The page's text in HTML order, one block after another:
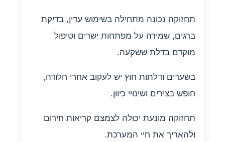
תחזוקה נכונה מתחילה בשימוש עדין, בדיקת
ברגים, שמירה על מפתחות ישרים וטיפול
מוקדם בדלת ששקעה.
בשערים ודלתות חוץ יש לעקוב אחרי חלודה,
חופש בצירים ושינויי כיוון.
תחזוקה מונעת יכולה לצמצם קריאות חירום
ולהאריך את חיי המערכת.